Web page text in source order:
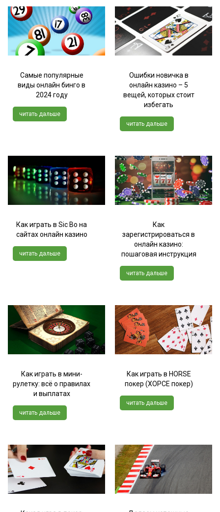
Самые популярные
виды онлайн бинго в
2024 году
читать дальше
Ошибки новичка в
онлайн казино – 5
вещей, которых стоит
избегать
читать дальше
Как играть в Sic Bo на
сайтах онлайн казино
читать дальше
Как
зарегистрироваться в
онлайн казино:
пошаговая инструкция
читать дальше
Как играть в мини-
рулетку: всё о правилах
и выплатах
читать дальше
Как играть в HORSE
покер (ХОРСЕ покер)
читать дальше